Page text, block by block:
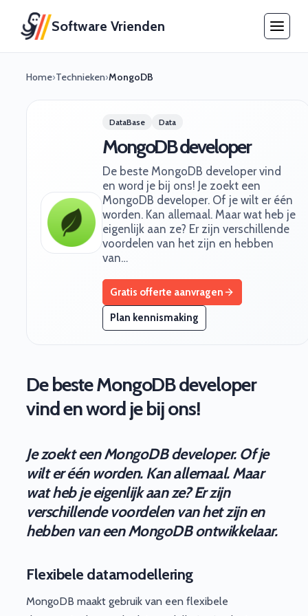
Software Vrienden
Home›Technieken›MongoDB
DataBase Data
MongoDB developer
De beste MongoDB developer vind
en word je bij ons! Je zoekt een
MongoDB developer. Of je wilt er één
worden. Kan allemaal. Maar wat heb je
eigenlijk aan ze? Er zijn verschillende
voordelen van het zijn en hebben
van…
Gratis offerte aanvragen
Plan kennismaking
De beste MongoDB developer
vind en word je bij ons!
Je zoekt een MongoDB developer. Of je
wilt er één worden. Kan allemaal. Maar
wat heb je eigenlijk aan ze? Er zijn
verschillende voordelen van het zijn en
hebben van een MongoDB ontwikkelaar.
Flexibele datamodellering
MongoDB maakt gebruik van een flexibele